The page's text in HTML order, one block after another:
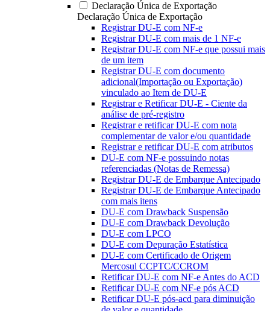
Declaração Única de Exportação
Declaração Única de Exportação
Registrar DU-E com NF-e
Registrar DU-E com mais de 1 NF-e
Registrar DU-E com NF-e que possui mais
de um item
Registrar DU-E com documento
adicional(Importação ou Exportação)
vinculado ao Item de DU-E
Registrar e Retificar DU-E - Ciente da
análise de pré-registro
Registrar e retificar DU-E com nota
complementar de valor e/ou quantidade
Registrar e retificar DU-E com atributos
DU-E com NF-e possuindo notas
referenciadas (Notas de Remessa)
Registrar DU-E de Embarque Antecipado
Registrar DU-E de Embarque Antecipado
com mais itens
DU-E com Drawback Suspensão
DU-E com Drawback Devolução
DU-E com LPCO
DU-E com Depuração Estatística
DU-E com Certificado de Origem
Mercosul CCPTC/CCROM
Retificar DU-E com NF-e Antes do ACD
Retificar DU-E com NF-e pós ACD
Retificar DU-E pós-acd para diminuição